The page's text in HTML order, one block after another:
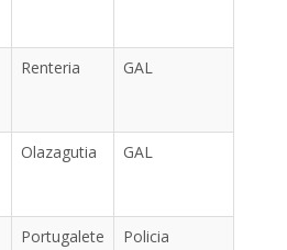
Renteria GAL
Olazagutia GAL
Portugalete Policia